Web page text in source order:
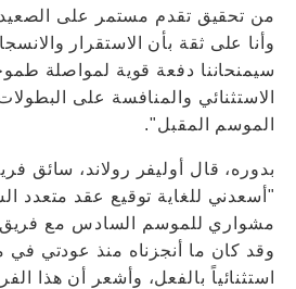
من تحقيق تقدم مستمر على
وأنا على ثقة بأن الاستقرار
سيمنحاننا دفعة قوية لمواصلة
الاستثنائي والمنافسة على
الموسم المقبل".
بدوره، قال أوليفر رولاند، سائق
"أسعدني للغاية توقيع عقد متعدد
مشواري للموسم السادس مع فريق
استثنائياً بالفعل، وأشعر أن هذا